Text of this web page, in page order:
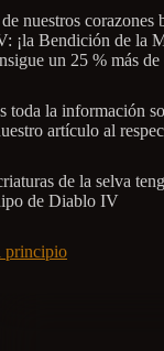
nuestros corazones
¡la Bendición de la
un 25 % más
toda la información
artículo al
de la selva
de Diablo IV
principio